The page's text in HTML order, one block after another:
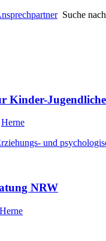
Suche nach
Kinder-
Herne
und
NRW
Herne